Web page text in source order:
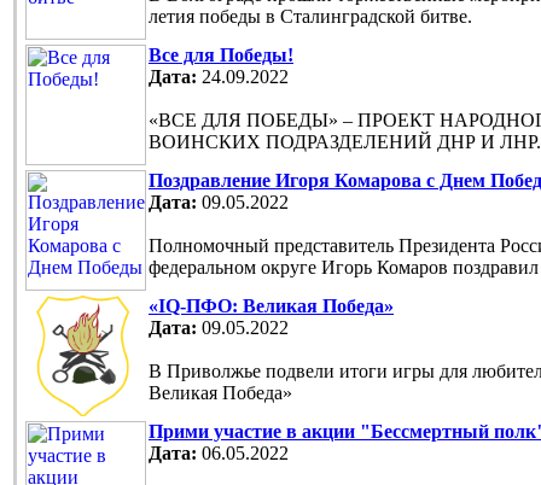
летия победы в Сталинградской битве.
Все для Победы!
Дата: 24.09.2022
«ВСЕ ДЛЯ ПОБЕДЫ» – ПРОЕКТ
ВОИНСКИХ ПОДРАЗДЕЛЕНИЙ ДНР И ЛНР.
Поздравление Игоря Комарова с Днем
Дата: 09.05.2022
Полномочный представитель Президента
федеральном округе Игорь Комаров
«IQ-ПФО: Великая Победа»
Дата: 09.05.2022
В Приволжье подвели итоги игры для
Великая Победа»
Прими участие в акции "Бессмертный
Дата: 06.05.2022